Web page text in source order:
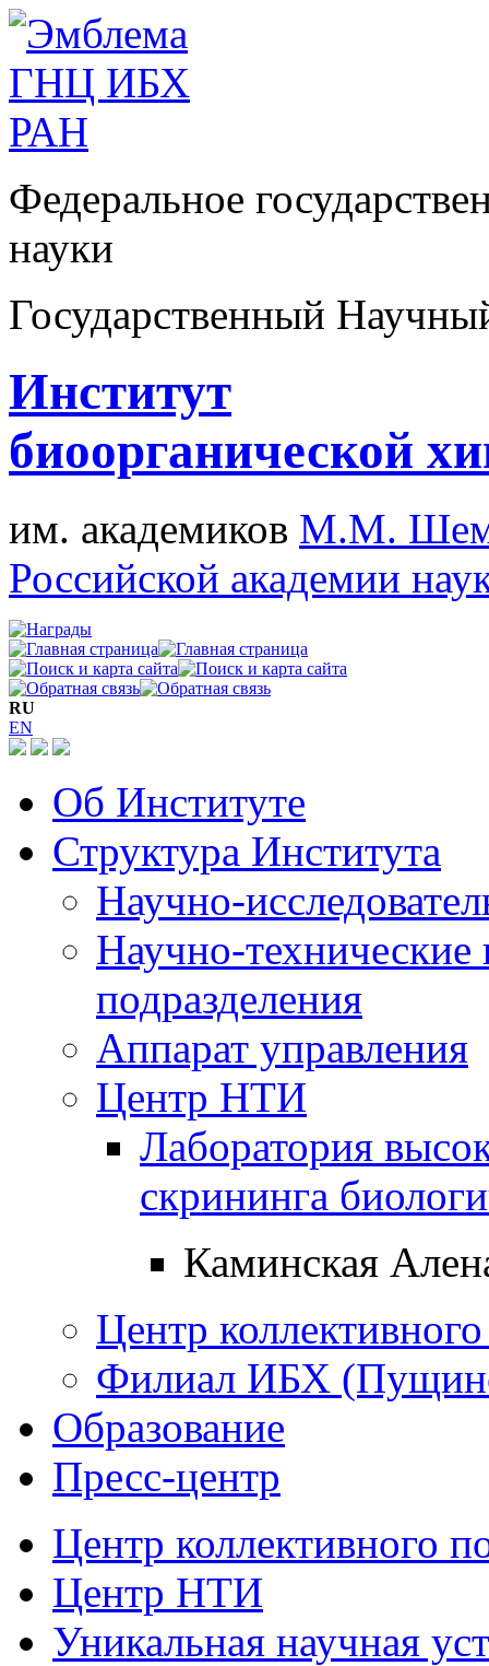
Федеральное
науки
Государственный
Институт
биоорганической
им. академиков М.М.
Российской академии
RU
EN
Об Институте
Структура Института
Научно-
Научно-технические
подразделения
Аппарат управления
Центр НТИ
Лаборатория
скрининга
Каминская
Центр
Филиал ИБХ
Образование
Пресс-центр
Центр коллективного
Центр НТИ
Уникальная научная